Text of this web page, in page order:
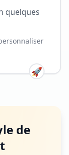
quelques
🚀
de